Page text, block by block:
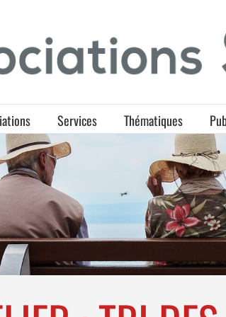
Services Thématiques